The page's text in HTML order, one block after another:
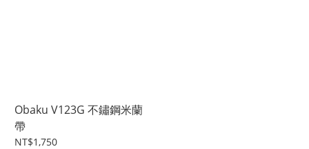
Obaku V123G 不鏽鋼米蘭
帶
NT$1,750